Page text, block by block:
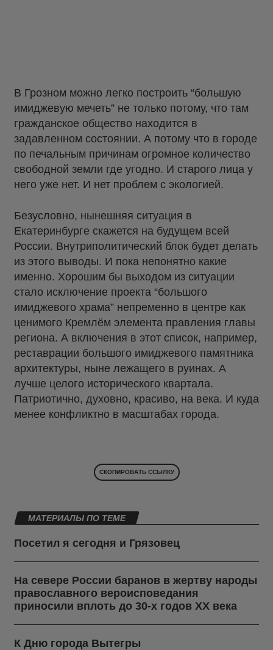
В Грозном можно легко построить “большую
имиджевую мечеть” не только потому, что там
гражданское общество находится в
задавленном состоянии. А потому что в городе
по печальным причинам огромное количество
свободной земли где угодно. И старого лица у
него уже нет. И нет проблем с экологией.
Безусловно, нынешняя ситуация в
Екатеринбурге скажется на будущем всей
России. Внутриполитический блок будет делать
из этого выводы. И пока непонятно какие
именно. Хорошим бы выходом из ситуации
стало исключение проекта “большого
имиджевого храма” непременно в центре как
ценимого Кремлём элемента правления главы
региона. А включения в этот список, например,
реставрации большого имиджевого памятника
архитектуры, ныне лежащего в руинах. А
лучше целого исторического квартала.
Патриотично, духовно, красиво, на века. И куда
менее конфликтно в масштабах города.
СКОПИРОВАТЬ ССЫЛКУ
МАТЕРИАЛЫ ПО ТЕМЕ
Посетил я сегодня и Грязовец
На севере России баранов в жертву народы
православного вероисповедания
приносили вплоть до 30-х годов ХХ века
К Дню города Вытегры